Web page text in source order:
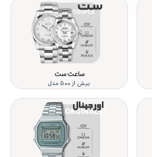
ساعت ست
بیش از 500 مدل